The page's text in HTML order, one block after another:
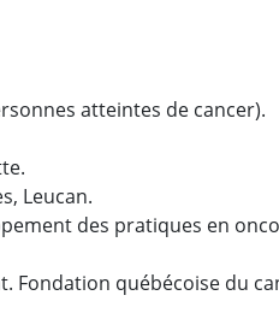
atteintes de cancer).
Leucan.
des pratiques en
Fondation québécoise du